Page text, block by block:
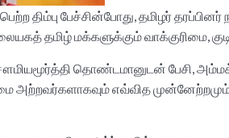
திம்பு பேச்சின்போது, தமிழர்
தமிழ் மக்களுக்கும் வாக்குரிமை,
தொண்டமானுடன் பேசி,
அற்றவர்களாகவும் எவ்வித